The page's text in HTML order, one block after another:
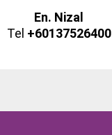
En. Nizal
Tel +60137526400